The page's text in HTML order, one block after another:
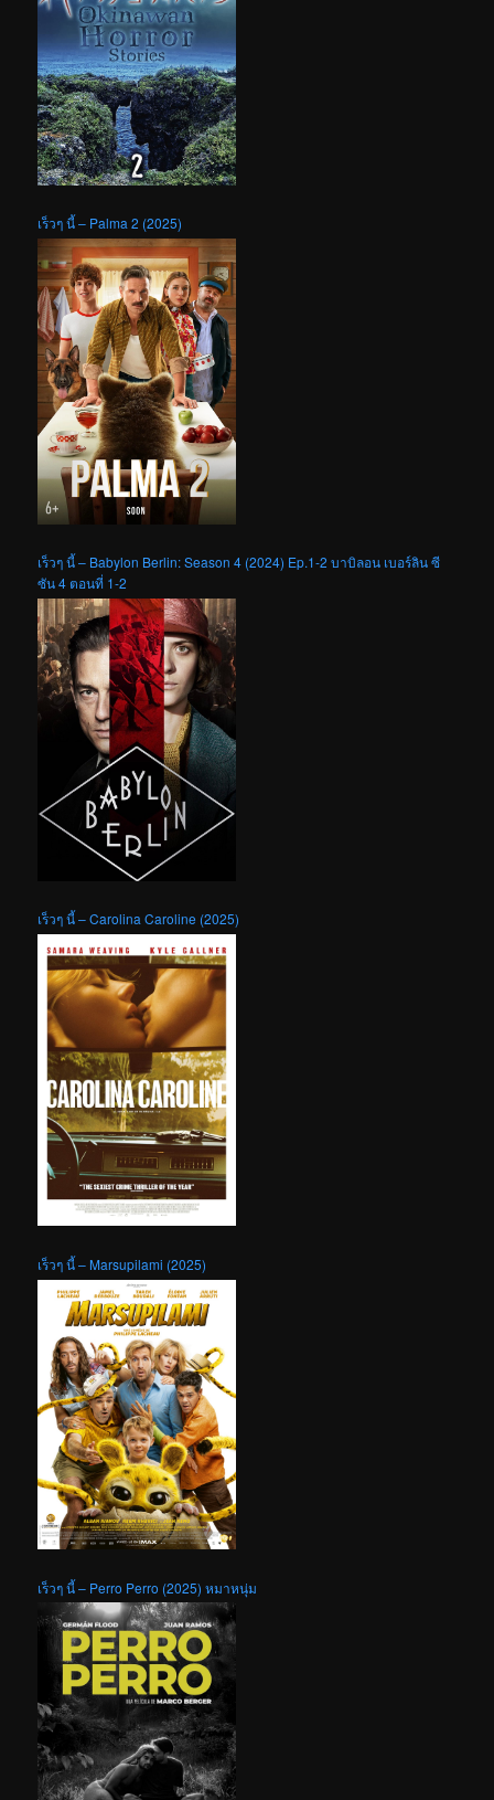
เร็วๆ นี้ – Palma 2 (2025)
เร็วๆ นี้ – Babylon Berlin: Season 4 (2024) Ep.1-2 บาบิลอน เบอร์ลิน ซี
ซัน 4 ตอนที่ 1-2
เร็วๆ นี้ – Carolina Caroline (2025)
เร็วๆ นี้ – Marsupilami (2025)
เร็วๆ นี้ – Perro Perro (2025) หมาหนุ่ม